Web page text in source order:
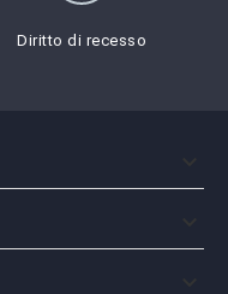
Diritto di recesso